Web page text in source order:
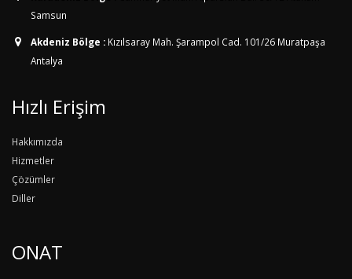
Samsun
Akdeniz Bölge : Kızılsaray Mah. Şarampol Cad. 101/26 Muratpaşa
Antalya
Hızlı Erişim
Hakkımızda
Hizmetler
Çözümler
Diller
ONAT